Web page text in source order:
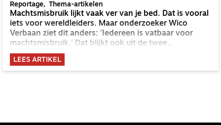
Reportage Thema-artikelen
Machtsmisbruik lijkt vaak ver van je bed. Dat is vooral
iets voor wereldleiders. Maar onderzoeker Wico
Verbaan ziet dit anders: 'Iedereen is vatbaar voor
machtsmisbruik.' Dat blijkt ook uit de twee
ervaringsverhalen in deze reportage.
LEES ARTIKEL